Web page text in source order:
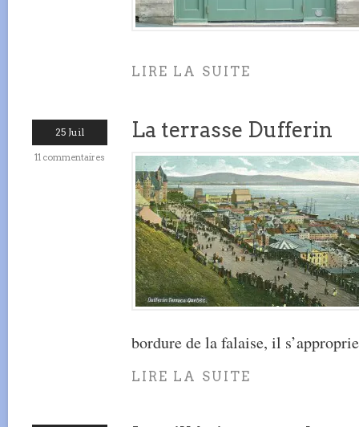
LIRE LA SUITE
25 Juil
11 commentaires
La terrasse Dufferin
bordure de la falaise, il
LIRE LA SUITE